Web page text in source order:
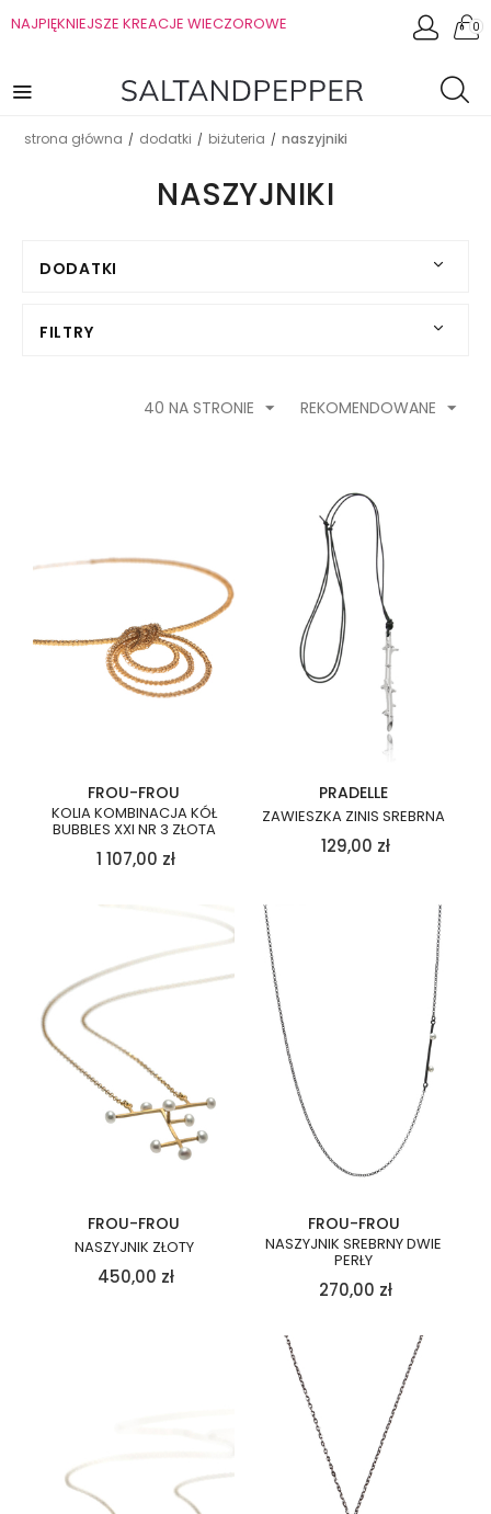
NAJPIĘKNIEJSZE KREACJE WIECZOROWE 0
strona główna / dodatki / biżuteria / naszyjniki
NASZYJNIKI
DODATKI
FILTRY
REKOMENDOWANE
40 NA STRONIE
FROU-FROU
KOLIA KOMBINACJA KÓŁ
BUBBLES XXI NR 3 ZŁOTA
1 107,00 zł
PRADELLE
ZAWIESZKA ZINIS SREBRNA
129,00 zł
FROU-FROU
NASZYJNIK ZŁOTY
450,00 zł
FROU-FROU
NASZYJNIK SREBRNY DWIE
PERŁY
270,00 zł